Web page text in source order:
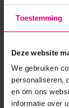
Toestemming
Deze website
We gebruiken
personaliseren,
en om ons
informatie over
Lagoon Blue –
Toon meer